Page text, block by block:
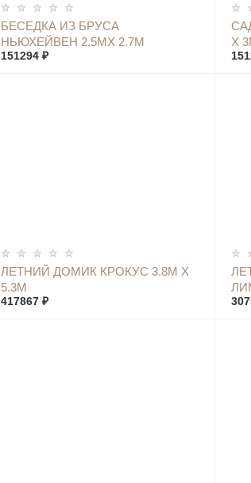
БЕСЕДКА ИЗ БРУСА
НЬЮХЕЙВЕН 2.5МX 2.7М
151294 ₽
КУПИТЬ
Х
ЛЕТНИЙ ДОМИК КРОКУС 3.8М Х
5.3М
417867 ₽
КУПИТЬ